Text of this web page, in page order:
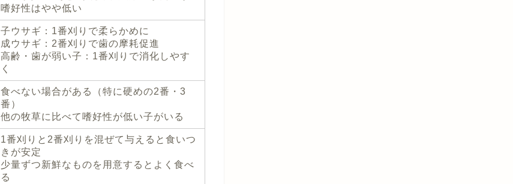
嗜好性はやや低い
子ウサギ：1番刈りで柔らかめに
成ウサギ：2番刈りで歯の摩耗促進
高齢・歯が弱い子：1番刈りで消化しやす
く
食べない場合がある（特に硬めの2番・3
番）
他の牧草に比べて嗜好性が低い子がいる
1番刈りと2番刈りを混ぜて与えると食いつ
きが安定
少量ずつ新鮮なものを用意するとよく食べ
る